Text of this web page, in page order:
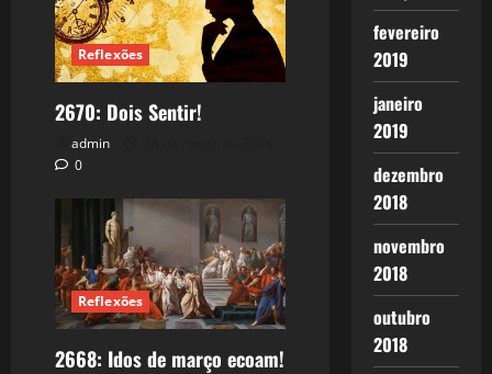
Reflexões
2670: Dois Sentir!
admin
0
Reflexões
2668: Idos de março ecoam!
fevereiro
2019
janeiro
2019
dezembro
2018
novembro
2018
outubro
2018